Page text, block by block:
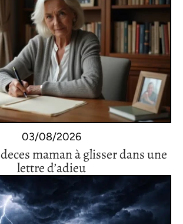
03/08/2026
maman à glisser dans une
lettre d’adieu